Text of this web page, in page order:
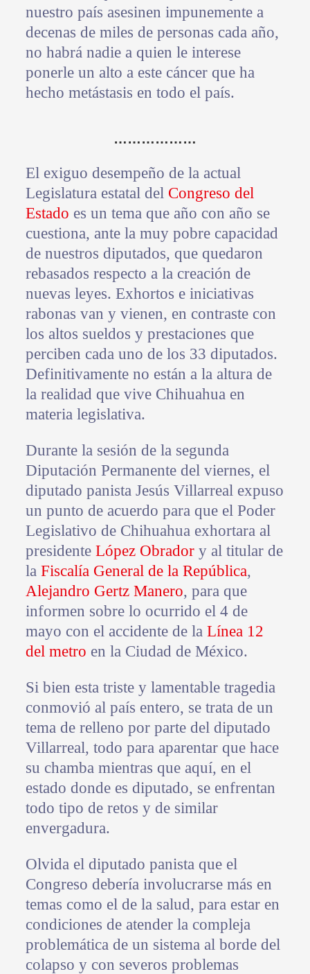
nuestro país asesinen impunemente a
decenas de miles de personas cada año,
no habrá nadie a quien le interese
ponerle un alto a este cáncer que ha
hecho metástasis en todo el país.
………………
El exiguo desempeño de la actual
Legislatura estatal del Congreso del
Estado es un tema que año con año se
cuestiona, ante la muy pobre capacidad
de nuestros diputados, que quedaron
rebasados respecto a la creación de
nuevas leyes. Exhortos e iniciativas
rabonas van y vienen, en contraste con
los altos sueldos y prestaciones que
perciben cada uno de los 33 diputados.
Definitivamente no están a la altura de
la realidad que vive Chihuahua en
materia legislativa.
Durante la sesión de la segunda
Diputación Permanente del viernes, el
diputado panista Jesús Villarreal expuso
un punto de acuerdo para que el Poder
Legislativo de Chihuahua exhortara al
presidente López Obradory al titular de
la Fiscalía General de la República,
Alejandro Gertz Manero, para que
informen sobre lo ocurrido el 4 de
mayo con el accidente de la Línea 12
del metro en la Ciudad de México.
Si bien esta triste y lamentable tragedia
conmovió al país entero, se trata de un
tema de relleno por parte del diputado
Villarreal, todo para aparentar que hace
su chamba mientras que aquí, en el
estado donde es diputado, se enfrentan
todo tipo de retos y de similar
envergadura.
Olvida el diputado panista que el
Congreso debería involucrarse más en
temas como el de la salud, para estar en
condiciones de atender la compleja
problemática de un sistema al borde del
colapso y con severos problemas